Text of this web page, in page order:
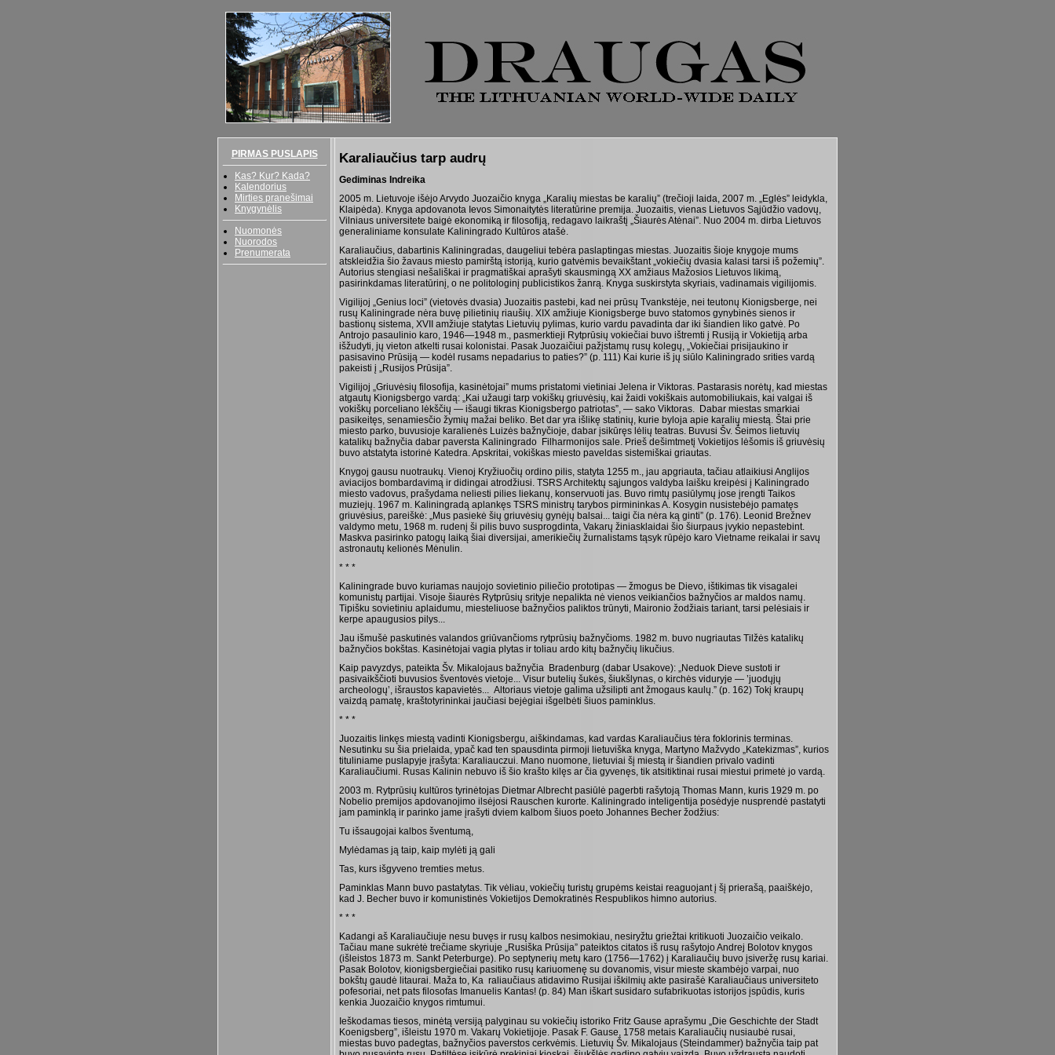
PIRMAS PUSLAPIS
Kas? Kur? Kada?
Kalendorius
Mirties pranešimai
Knygynėlis
Nuomonės
Nuorodos
Prenumerata
Karaliaučius tarp audrų
Gediminas Indreika
2005 m. Lietuvoje išėjo Arvydo Juozaičio knyga „Karalių miestas be karalių” (trečioji laida, 2007 m. „Eglės” leidykla,
Klaipėda). Knyga apdovanota Ievos Simonaitytės literatūrine premija. Juozaitis, vienas Lietuvos Sąjūdžio vadovų,
Vilniaus universitete baigė ekonomiką ir filosofiją, redagavo laikraštį „Šiaurės Atėnai”. Nuo 2004 m. dirba Lietuvos
generaliniame konsulate Kaliningrado Kultūros atašė.
Karaliaučius, dabartinis Kaliningradas, daugeliui tebėra paslaptingas miestas. Juozaitis šioje knygoje mums
atskleidžia šio žavaus miesto pamirštą istoriją, kurio gatvėmis bevaikštant „vokiečių dvasia kalasi tarsi iš požemių”.
Autorius stengiasi nešališkai ir pragmatiškai aprašyti skausmingą XX amžiaus Mažosios Lietuvos likimą,
pasirinkdamas literatūrinį, o ne politologinį publicistikos žanrą. Knyga suskirstyta skyriais, vadinamais vigilijomis.
Vigilijoj „Genius loci” (vietovės dvasia) Juozaitis pastebi, kad nei prūsų Tvankstėje, nei teutonų Kionigsberge, nei
rusų Kaliningrade nėra buvę pilietinių riaušių. XIX amžiuje Kionigsberge buvo statomos gynybinės sienos ir
bastionų sistema, XVII amžiuje statytas Lietuvių pylimas, kurio vardu pavadinta dar iki šiandien liko gatvė. Po
Antrojo pasaulinio karo, 1946—1948 m., pasmerktieji Rytprūsių vokiečiai buvo ištremti į Rusiją ir Vokietiją arba
išžudyti, jų vieton atkelti rusai kolonistai. Pasak Juozaičiui pažįstamų rusų kolegų, „Vokiečiai prisijaukino ir
pasisavino Prūsiją — kodėl rusams nepadarius to paties?” (p. 111) Kai kurie iš jų siūlo Kaliningrado srities vardą
pakeisti į „Rusijos Prūsija”.
Vigilijoj „Griuvėsių filosofija, kasinėtojai” mums pristatomi vietiniai Jelena ir Viktoras. Pastarasis norėtų, kad miestas
atgautų Kionigsbergo vardą: „Kai užaugi tarp vokiškų griuvėsių, kai žaidi vokiškais automobiliukais, kai valgai iš
vokiškų porceliano lėkščių — išaugi tikras Kionigsbergo patriotas”, — sako Viktoras. Dabar miestas smarkiai
pasikeitęs, senamiesčio žymių mažai beliko. Bet dar yra išlikę statinių, kurie byloja apie karalių miestą. Štai prie
miesto parko, buvusioje karalienės Luizės bažnyčioje, dabar įsikūręs lėlių teatras. Buvusi Šv. Šeimos lietuvių
katalikų bažnyčia dabar paversta Kaliningrado Filharmonijos sale. Prieš dešimtmetį Vokietijos lėšomis iš griuvėsių
buvo atstatyta istorinė Katedra. Apskritai, vokiškas miesto paveldas sistemiškai griautas.
Knygoj gausu nuotraukų. Vienoj Kryžiuočių ordino pilis, statyta 1255 m., jau apgriauta, tačiau atlaikiusi Anglijos
aviacijos bombardavimą ir didingai atrodžiusi. TSRS Architektų sąjungos valdyba laišku kreipėsi į Kaliningrado
miesto vadovus, prašydama neliesti pilies liekanų, konservuoti jas. Buvo rimtų pasiūlymų jose įrengti Taikos
muziejų. 1967 m. Kaliningradą aplankęs TSRS ministrų tarybos pirmininkas A. Kosygin nusistebėjo pamatęs
griuvėsius, pareiškė: „Mus pasiekė šių griuvėsių gynėjų balsai... taigi čia nėra ką ginti” (p. 176). Leonid Brežnev
valdymo metu, 1968 m. rudenį ši pilis buvo susprogdinta, Vakarų žiniasklaidai šio šiurpaus įvykio nepastebint.
Maskva pasirinko patogų laiką šiai diversijai, amerikiečių žurnalistams tąsyk rūpėjo karo Vietname reikalai ir savų
astronautų kelionės Mėnulin.
* * *
Kaliningrade buvo kuriamas naujojo sovietinio piliečio prototipas — žmogus be Dievo, ištikimas tik visagalei
komunistų partijai. Visoje šiaurės Rytprūsių srityje nepalikta nė vienos veikiančios bažnyčios ar maldos namų.
Tipišku sovietiniu aplaidumu, miesteliuose bažnyčios paliktos trūnyti, Maironio žodžiais tariant, tarsi pelėsiais ir
kerpe apaugusios pilys...
Jau išmušė paskutinės valandos griūvančioms rytprūsių bažnyčioms. 1982 m. buvo nugriautas Tilžės katalikų
bažnyčios bokštas. Kasinėtojai vagia plytas ir toliau ardo kitų bažnyčių likučius.
Kaip pavyzdys, pateikta Šv. Mikalojaus bažnyčia Bradenburg (dabar Usakove): „Neduok Dieve sustoti ir
pasivaikščioti buvusios šventovės vietoje... Visur butelių šukės, šiukšlynas, o kirchės viduryje — ’juodųjų
archeologų’, išraustos kapavietės... Altoriaus vietoje galima užsilipti ant žmogaus kaulų.” (p. 162) Tokį kraupų
vaizdą pamatę, kraštotyrininkai jaučiasi bejėgiai išgelbėti šiuos paminklus.
* * *
Juozaitis linkęs miestą vadinti Kionigsbergu, aiškindamas, kad vardas Karaliaučius tėra foklorinis terminas.
Nesutinku su šia prielaida, ypač kad ten spausdinta pirmoji lietuviška knyga, Martyno Mažvydo „Katekizmas”, kurios
tituliniame puslapyje įrašyta: Karaliauczui. Mano nuomone, lietuviai šį miestą ir šiandien privalo vadinti
Karaliaučiumi. Rusas Kalinin nebuvo iš šio krašto kilęs ar čia gyvenęs, tik atsitiktinai rusai miestui primetė jo vardą.
2003 m. Rytprūsių kultūros tyrinėtojas Dietmar Albrecht pasiūlė pagerbti rašytoją Thomas Mann, kuris 1929 m. po
Nobelio premijos apdovanojimo ilsėjosi Rauschen kurorte. Kaliningrado inteligentija posėdyje nusprendė pastatyti
jam paminklą ir parinko jame įrašyti dviem kalbom šiuos poeto Johannes Becher žodžius:
Tu išsaugojai kalbos šventumą,
Mylėdamas ją taip, kaip mylėti ją gali
Tas, kurs išgyveno tremties metus.
Paminklas Mann buvo pastatytas. Tik vėliau, vokiečių turistų grupėms keistai reaguojant į šį prierašą, paaiškėjo,
kad J. Becher buvo ir komunistinės Vokietijos Demokratinės Respublikos himno autorius.
* * *
Kadangi aš Karaliaučiuje nesu buvęs ir rusų kalbos nesimokiau, nesiryžtu griežtai kritikuoti Juozaičio veikalo.
Tačiau mane sukrėtė trečiame skyriuje „Rusiška Prūsija” pateiktos citatos iš rusų rašytojo Andrej Bolotov knygos
(išleistos 1873 m. Sankt Peterburge). Po septynerių metų karo (1756—1762) į Karaliaučių buvo įsiveržę rusų kariai.
Pasak Bolotov, kionigsbergiečiai pasitiko rusų kariuomenę su dovanomis, visur mieste skambėjo varpai, nuo
bokštų gaudė litaurai. Maža to, Ka raliaučiaus atidavimo Rusijai iškilmių akte pasirašė Karaliaučiaus universiteto
pofesoriai, net pats filosofas Imanuelis Kantas! (p. 84) Man iškart susidaro sufabrikuotas istorijos įspūdis, kuris
kenkia Juozaičio knygos rimtumui.
Ieškodamas tiesos, minėtą versiją palyginau su vokiečių istoriko Fritz Gause aprašymu „Die Geschichte der Stadt
Koenigsberg”, išleistu 1970 m. Vakarų Vokietijoje. Pasak F. Gause, 1758 metais Karaliaučių nusiaubė rusai,
miestas buvo padegtas, bažnyčios paverstos cerkvėmis. Lietuvių Šv. Mikalojaus (Steindammer) bažnyčia taip pat